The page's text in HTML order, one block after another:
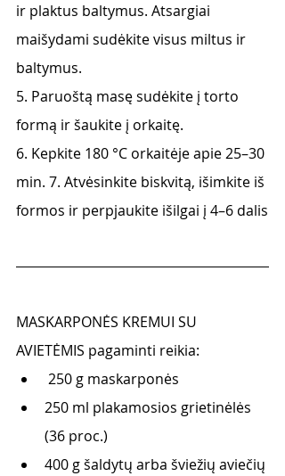
ir plaktus baltymus. Atsargiai
maišydami sudėkite visus miltus ir
baltymus.
5. Paruoštą masę sudėkite į torto
formą ir šaukite į orkaitę.
6. Kepkite 180 °C orkaitėje apie 25–30
min. 7. Atvėsinkite biskvitą, išimkite iš
formos ir perpjaukite išilgai į 4–6 dalis
MASKARPONĖS KREMUI SU
AVIETĖMIS pagaminti reikia:
250 g maskarponės
250 ml plakamosios grietinėlės
(36 proc.)
400 g šaldytų arba šviežių aviečių